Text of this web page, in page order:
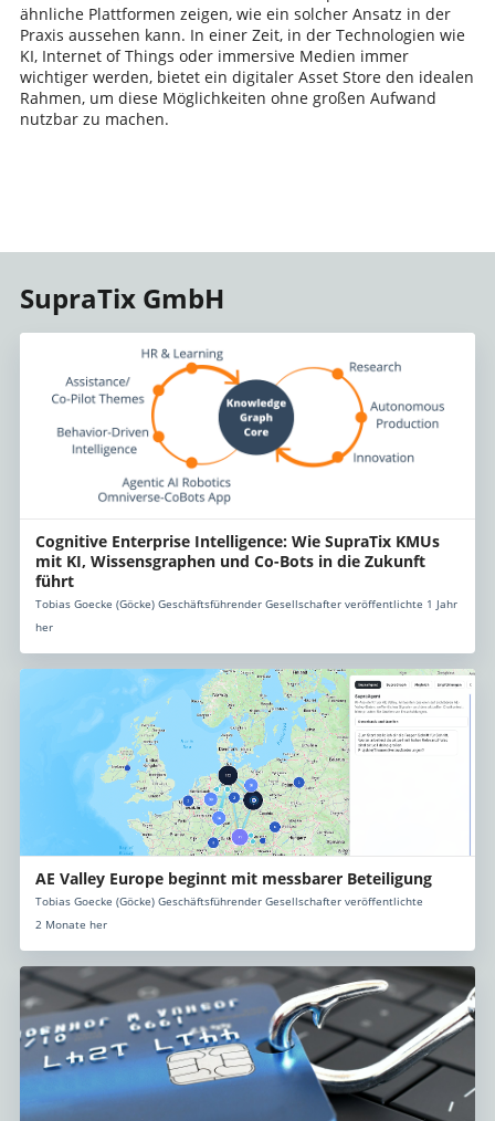
ähnliche Plattformen zeigen, wie ein solcher Ansatz in der
Praxis aussehen kann. In einer Zeit, in der Technologien wie
KI, Internet of Things oder immersive Medien immer
wichtiger werden, bietet ein digitaler Asset Store den idealen
Rahmen, um diese Möglichkeiten ohne großen Aufwand
nutzbar zu machen.
SupraTix GmbH
Cognitive Enterprise Intelligence: Wie SupraTix KMUs
mit KI, Wissensgraphen und Co-Bots in die Zukunft
führt
Tobias Goecke (Göcke) Geschäftsführender Gesellschafter veröffentlichte 1 Jahr
her
AE Valley Europe beginnt mit messbarer Beteiligung
Tobias Goecke (Göcke) Geschäftsführender Gesellschafter veröffentlichte
2 Monate her